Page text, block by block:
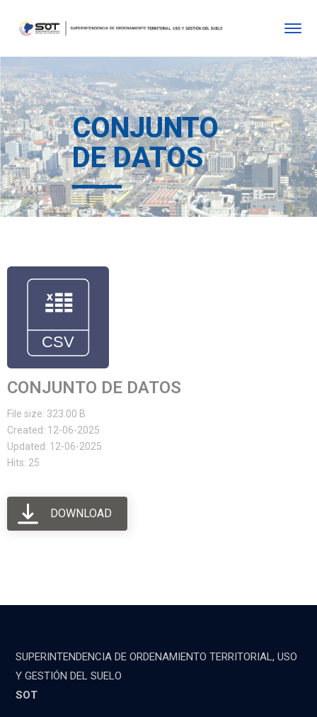
CONJUNTO
DE DATOS
CONJUNTO DE DATOS
File size: 323.00 B
Created: 12-06-2025
Updated: 12-06-2025
Hits: 25
DOWNLOAD
SUPERINTENDENCIA DE ORDENAMIENTO TERRITORIAL, USO
Y GESTIÓN DEL SUELO
SOT